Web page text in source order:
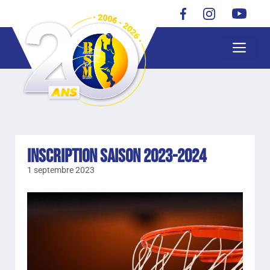
Inscription Saison 2023-2024
1 septembre 2023